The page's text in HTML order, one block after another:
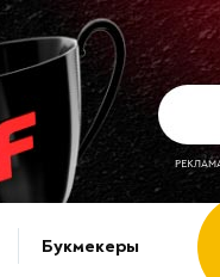
Букмекеры